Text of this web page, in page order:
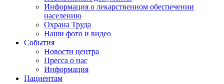
Информация о лекарственном обеспечении
населению
Охрана Труда
Наши фото и видео
События
Новости центра
Пресса о нас
Информация
Пациентам